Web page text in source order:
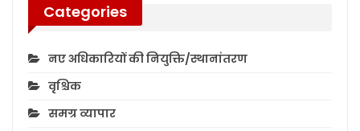
Categories
नए अधिकारियों की नियुक्ति/स्थानांतरण
वृश्चिक
समग्र व्यापार